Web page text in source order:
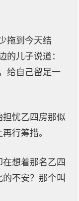
拖到今天结
的儿子说道：
给自己留足一
担忧乙四房那似
行筹措。
想着那名乙四
不安？那个叫